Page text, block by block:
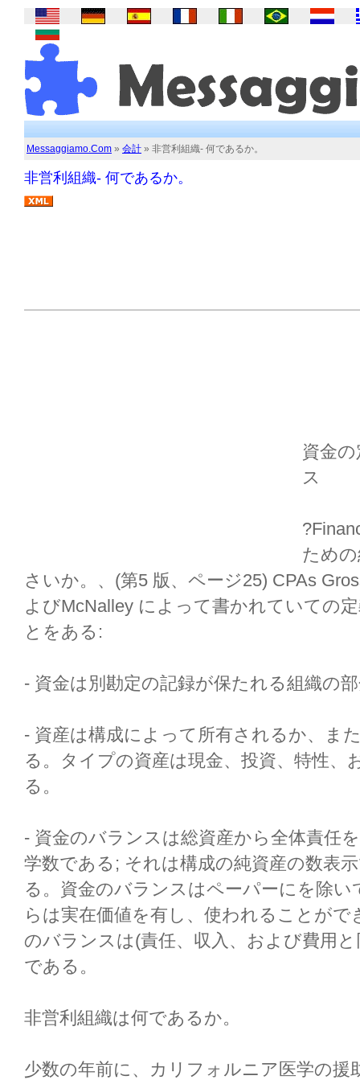
Messaggiamo.Com » 会計 » 非営利組織- 何であるか。
非営利組織- 何であるか。
資金
ス
ため
さいか。、(第5 版、ページ25) CPAs
よびMcNalley によって書かれていての
とをある:
- 資金は別勘定の記録が保たれる組織の
- 資産は構成によって所有されるか、ま
る。タイプの資産は現金、投資、特性、
る。
- 資金のバランスは総資産から全体責任
学数である; それは構成の純資産の数表
る。資金のバランスはペーパーにを除
らは実在価値を有し、使われることが
のバランスは(責任、収入、および費用
である。
非営利組織は何であるか。
少数の年前に、カリフォルニア医学の